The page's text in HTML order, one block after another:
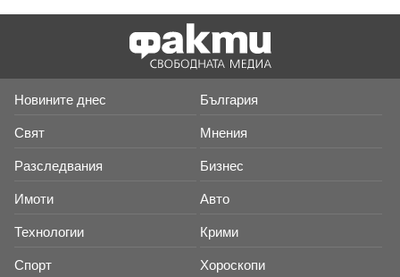
Новините днес България
Свят Мнения
Разследвания Бизнес
Имоти Авто
Технологии Крими
Спорт Хороскопи